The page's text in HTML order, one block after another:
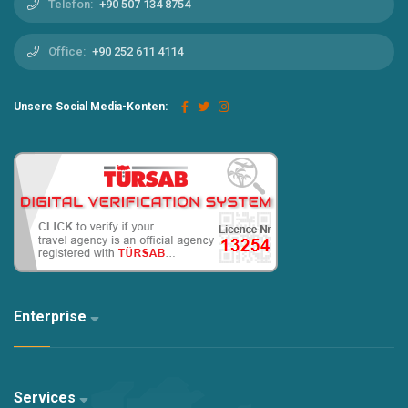
Vergnügungsparks und Unterhaltungsmöglichkeiten verflochten
Telefon: +90 507 134 8754
Office: +90 252 611 4114
Unsere Social Media-Konten:
Enterprise
Services